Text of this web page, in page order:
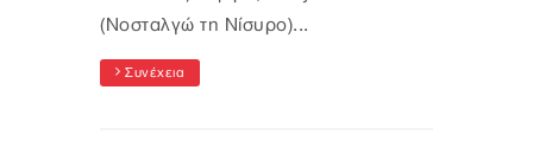
(Νοσταλγώ τη Νίσυρο)...
Συνέχεια